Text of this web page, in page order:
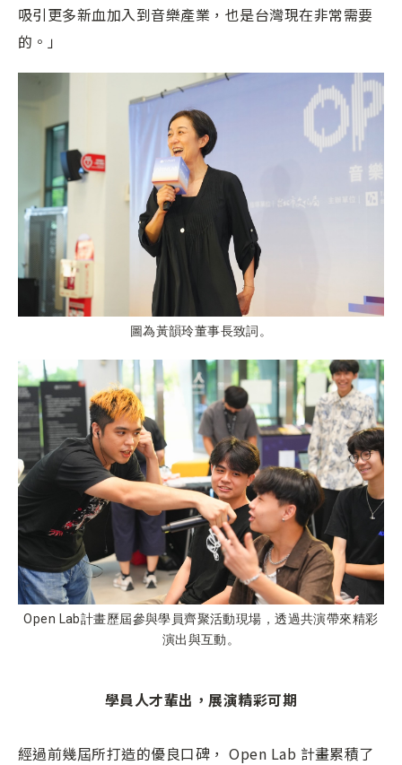
吸引更多新血加入到音樂產業，也是台灣現在非常需要
的。」
圖為黃韻玲董事長致詞。
Open Lab計畫歷屆參與學員齊聚活動現場，透過共演帶來精彩
演出與互動。
學員人才輩出，展演精彩可期
經過前幾屆所打造的優良口碑， Open Lab 計畫累積了